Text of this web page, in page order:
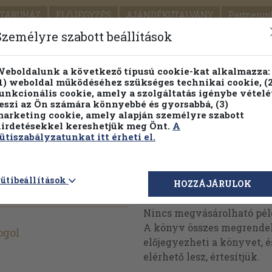
ELŐJEGYZÉS AJÁNDÉKUTALVÁNY
SEGÍTSÉG
PILLANATNYI ÁRAINK FENNTARTHATÓ
Részletes kereső Témaköri fa
Megvásárolható
Nincs megvásárolható
A könyv összes
előjegyezheti a könyvet,
elérhető lesz, értesítjük.
szabott beállítások
a következő típusú cookie-kat alkalmazza:
weboldal működéséhez szükséges technikai cookie,
cookie, amely a szolgáltatás igénybe
az Ön számára könnyebbé és gyorsabbá, (3)
cookie, amely alapján személyre szabott
kereshetjük meg Önt. A
itt érheti el.
HOZZÁJÁRULOK